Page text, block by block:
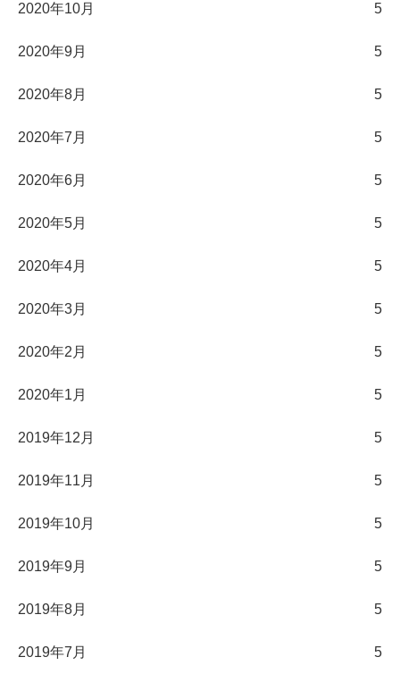
2020年10月 5
2020年9月 5
2020年8月 5
2020年7月 5
2020年6月 5
2020年5月 5
2020年4月 5
2020年3月 5
2020年2月 5
2020年1月 5
2019年12月 5
2019年11月 5
2019年10月 5
2019年9月 5
2019年8月 5
2019年7月 5